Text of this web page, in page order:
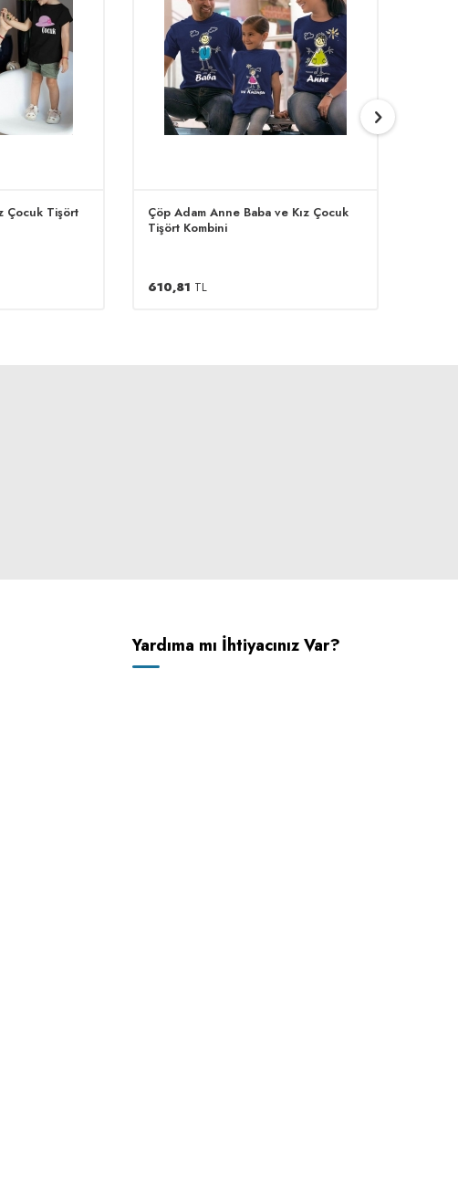
Çocuk Tişört
Çöp Adam Anne Baba ve Kız Çocuk
Tişört Kombini
610,81 TL
Yardıma mı İhtiyacınız Var?